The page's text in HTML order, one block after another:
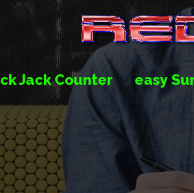
Jack Counter easy